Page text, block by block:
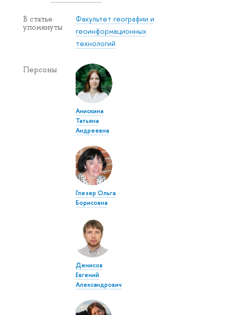
В статье
упомянуты
Факультет географии и
геоинформационных
технологий
Персоны
Анискина
Татьяна
Андреевна
Глезер Ольга
Борисовна
Денисов
Евгений
Александрович